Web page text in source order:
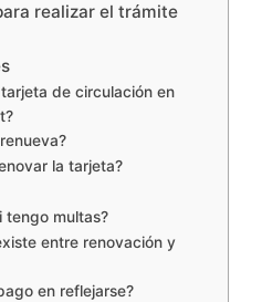
realizar el trámite
de circulación en
la tarjeta?
tengo multas?
entre renovación y
en reflejarse?